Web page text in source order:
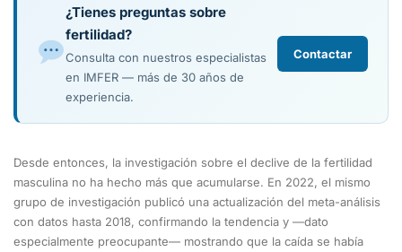
¿Tienes preguntas sobre
fertilidad?
Consulta con nuestros especialistas
en IMFER — más de 30 años de
experiencia.
Contactar
Desde entonces, la investigación sobre el declive de la fertilidad
masculina no ha hecho más que acumularse. En 2022, el mismo
grupo de investigación publicó una actualización del meta-análisis
con datos hasta 2018, confirmando la tendencia y —dato
especialmente preocupante— mostrando que la caída se había